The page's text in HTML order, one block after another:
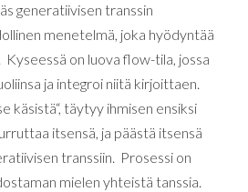
generatiivisen transsin
menetelmä, joka hyödyntää
Kyseessä on luova flow-tila, jossa
ja integroi niitä kirjoittaen.
käsistä“, täytyy ihmisen ensiksi
itsensä, ja päästä itsensä
transsiin. Prosessi on
mielen yhteistä tanssia.